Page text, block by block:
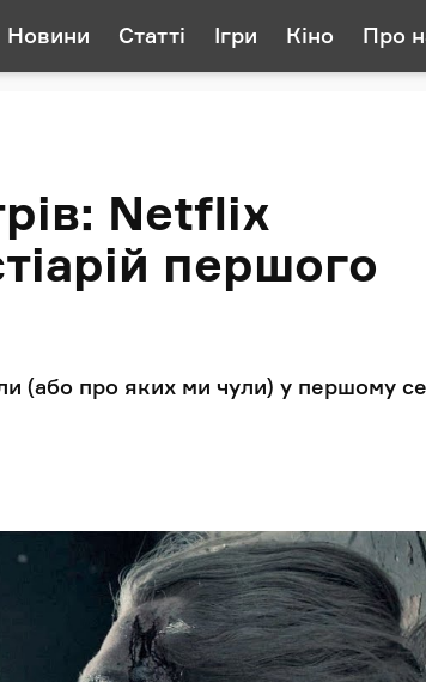
Новини Статті Ігри Кіно Про
Netflix
першого
(або про яких ми чули) у першому